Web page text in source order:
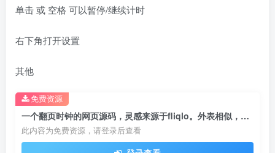
单击 或 空格 可以暂停/继续计时
右下角打开设置
其他
一个翻页时钟的网页源码，灵感来源于fliqlo。外表相似，功能不同。
此内容为免费资源，请登录后查看
免费资源